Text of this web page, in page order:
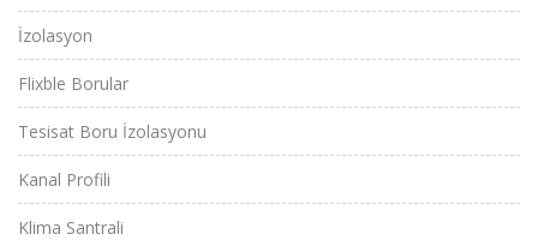
İzolasyon
Flixble Borular
Tesisat Boru İzolasyonu
Kanal Profili
Klima Santrali